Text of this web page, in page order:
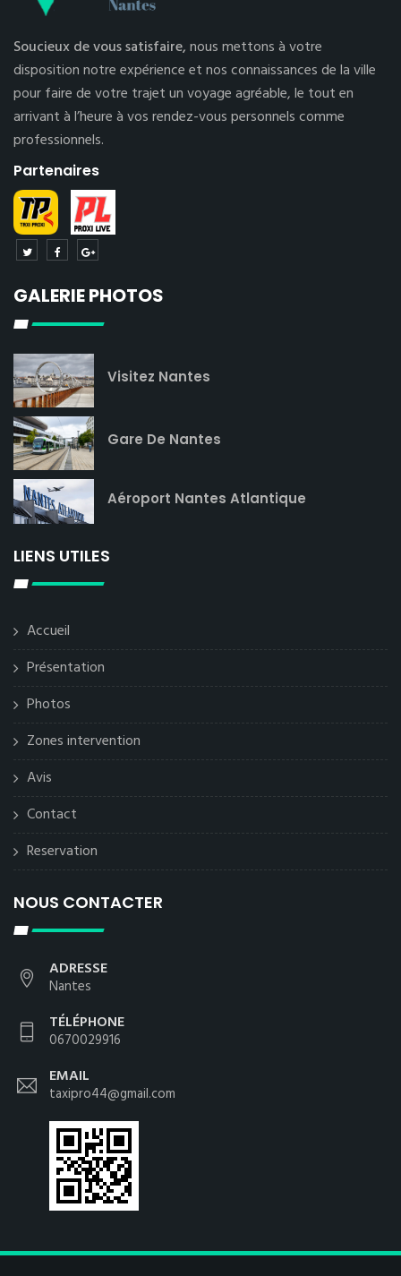
Soucieux de vous satisfaire,nous mettons à votre
disposition notre expérience et nos connaissances de la ville
pour faire de votre trajet un voyage agréable, le tout en
arrivant à l’heure à vos rendez-vous personnels comme
professionnels.
Partenaires
GALERIE PHOTOS
Visitez Nantes
Gare De Nantes
Aéroport Nantes Atlantique
LIENS UTILES
Accueil
Présentation
Photos
Zones intervention
Avis
Contact
Reservation
NOUS CONTACTER
ADRESSE
Nantes
TÉLÉPHONE
0670029916
EMAIL
taxipro44@gmail.com